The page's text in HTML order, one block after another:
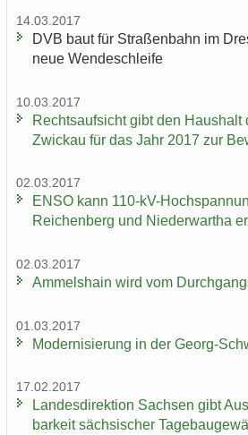
14.03.2017
DVB baut für Stra­ßen­bahn im
neue Wen­de­schlei­fe
10.03.2017
Rechts­auf­sicht gibt den Haus­halt
Zwi­ckau für das Jahr 2017 zur
02.03.2017
ENSO kann 110-​kV-
Rei­chen­berg und Nie­der­wartha
02.03.2017
Am­mels­hain wird vom
01.03.2017
Mo­der­ni­sie­rung in der Georg-​
17.02.2017
Lan­des­di­rek­ti­on Sach­sen gibt
bar­keit säch­si­scher